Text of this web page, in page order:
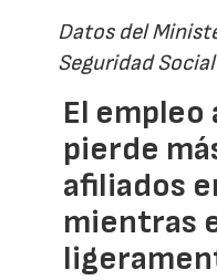
Datos del
Seguridad
El empleo
pierde
afiliados
mientras